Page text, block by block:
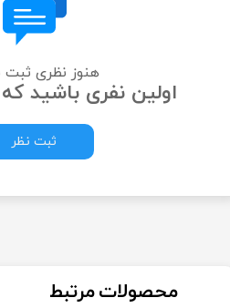
هنوز نظری ثبت
اولین نفری باشید
ثبت نظر
محصولات مرتبط